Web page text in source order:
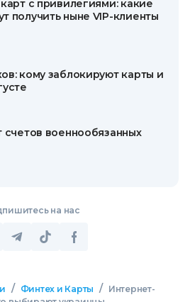
с привилегиями: какие
получить ныне VIP-клиенты
кому заблокируют карты и
счетов военнообязанных
на нас
/ Финтех и Карты /
Интернет-